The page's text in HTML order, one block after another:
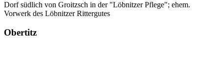
Dorf südlich von Groitzsch in der "Löbnitzer Pflege"; ehem.
Vorwerk des Löbnitzer Rittergutes
Obertitz